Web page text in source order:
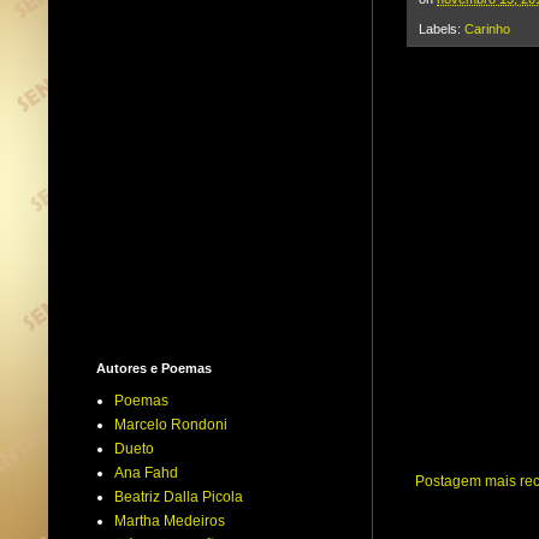
r
Labels: Carinho
Postagem mais
Autores e Poemas
Poemas
Marcelo Rondoni
Dueto
Ana Fahd
Beatriz Dalla Picola
Martha Medeiros